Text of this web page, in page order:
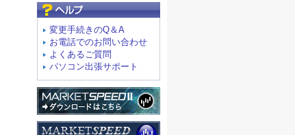
変更手続きのQ＆A
お電話でのお問い合わせ
よくあるご質問
パソコン出張サポート